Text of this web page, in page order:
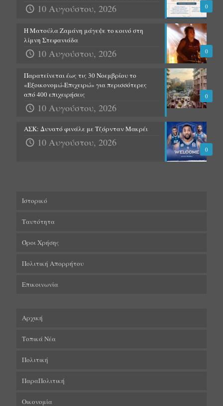
0
10 Αυγούστου, 2026
0
Η Ματούλα Ζαμάνη μάγεψε το κοινό στη
λίμνη Στεφανιάδα
10 Αυγούστου, 2026
0
Παρατείνεται έως τις 30 Νοεμβρίου το
«Εξοικονομώ-Επιχειρώ» για περισσότερες
από 400 επιχειρήσεις
10 Αυγούστου, 2026
0
ΑΣΚ: Δυνατό φινάλε με Τζόρνταν Μακρέι
10 Αυγούστου, 2026
Ιστορικό
Ταυτότητα
Όροι Χρήσης
Πολιτική Απορρήτου
Επικοινωνία
Αρχική
Τοπικά Νέα
Πολιτική
ΠαραΠολιτική
Οικονομία